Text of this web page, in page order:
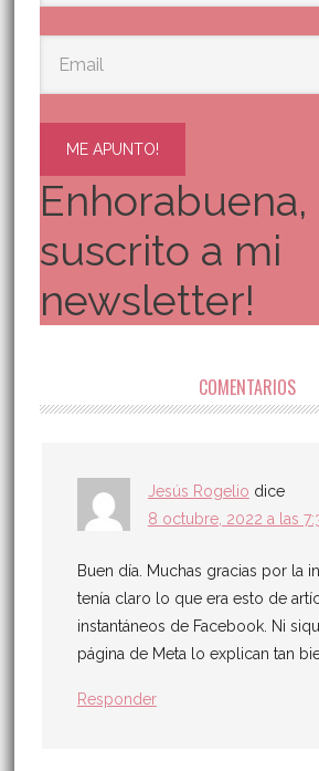
ME APUNTO!
suscrito a mi
newsletter!
COMENTARIOS
Jesús Rogelio dice
8 octubre, 2022 a las
Buen día. Muchas gracias por la
tenía claro lo que era esto de
instantáneos de Facebook. Ni
página de Meta lo explican tan
Responder